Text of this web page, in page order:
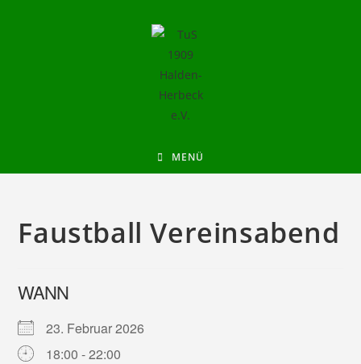
MENÜ
Faustball Vereinsabend
WANN
23. Februar 2026
18:00 - 22:00